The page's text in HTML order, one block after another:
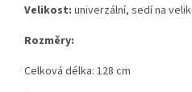
Velikost: univerzální, sedí na
Rozměry:
Celková délka: 128 cm